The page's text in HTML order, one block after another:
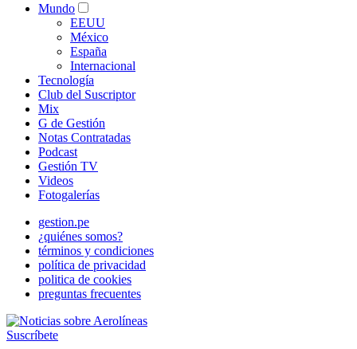
Mundo
EEUU
México
España
Internacional
Tecnología
Club del Suscriptor
Mix
G de Gestión
Notas Contratadas
Podcast
Gestión TV
Videos
Fotogalerías
gestion.pe
¿quiénes somos?
términos y condiciones
política de privacidad
politica de cookies
preguntas frecuentes
Suscríbete